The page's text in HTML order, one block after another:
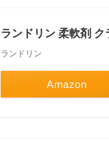
ランドリン 柔軟剤 ク
ランドリン
Amazon